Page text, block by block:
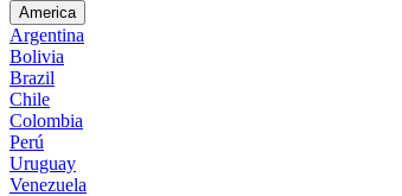
America
Argentina
Bolivia
Brazil
Chile
Colombia
Perú
Uruguay
Venezuela